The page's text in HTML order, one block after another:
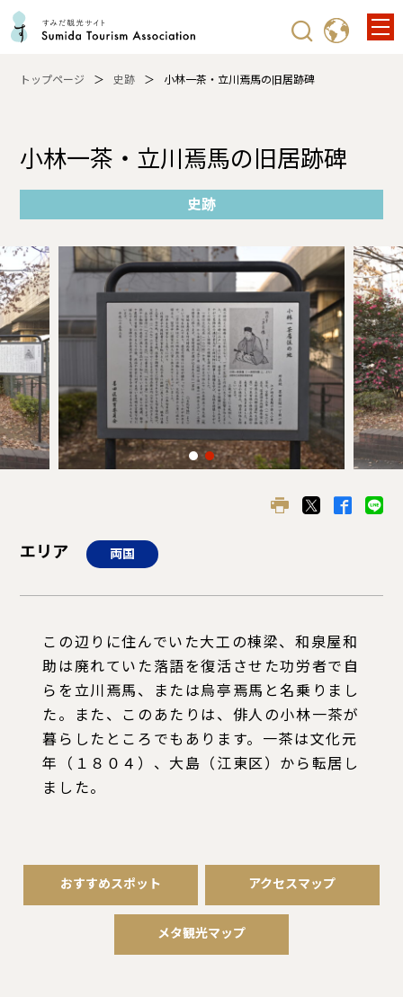
トップページ 史跡 小林一茶・立川焉馬の旧居跡碑
小林一茶・立川焉馬の旧居跡碑
史跡
エリア 両国
この辺りに住んでいた大工の棟梁、和泉屋和
助は廃れていた落語を復活させた功労者で自
らを立川焉馬、または烏亭焉馬と名乗りまし
た。また、このあたりは、俳人の小林一茶が
暮らしたところでもあります。一茶は文化元
年（１８０４）、大島（江東区）から転居し
ました。
おすすめスポット アクセスマップ
メタ観光マップ